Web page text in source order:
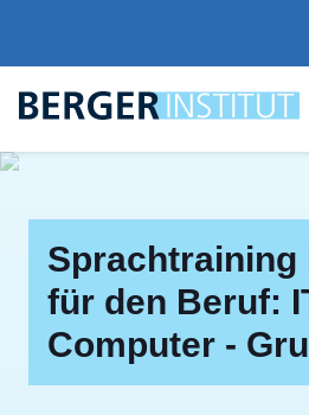
Sprachtraining
für den Beruf:
Computer -